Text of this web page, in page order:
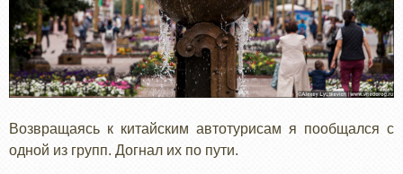
Возвращаясь к китайским автотурисам я пообщался с
одной из групп. Догнал их по пути.